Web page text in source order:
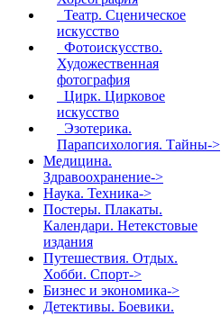
Театр. Сценическое
искусство
Фотоискусство.
Художественная
фотография
Цирк. Цирковое
искусство
Эзотерика.
Парапсихология. Тайны->
Медицина.
Здравоохранение->
Наука. Техника->
Постеры. Плакаты.
Календари. Нетекстовые
издания
Путешествия. Отдых.
Хобби. Спорт->
Бизнес и экономика->
Детективы. Боевики.